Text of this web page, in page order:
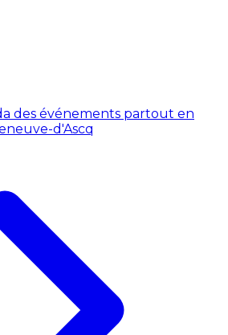
des événements partout en
d'Ascq